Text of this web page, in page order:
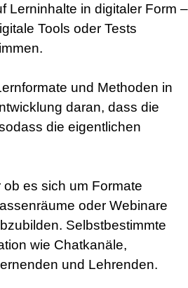
Lerninhalte in digitaler Form –
Tools oder Tests
und Methoden in
daran, dass die
die eigentlichen
es sich um Formate
oder Webinare
Selbstbestimmte
wie Chatkanäle,
und Lehrenden.